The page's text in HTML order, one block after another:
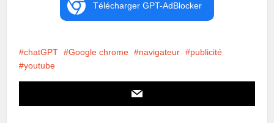
Télécharger GPT-AdBlocker
chatGPT Google chrome navigateur
publicité
youtube